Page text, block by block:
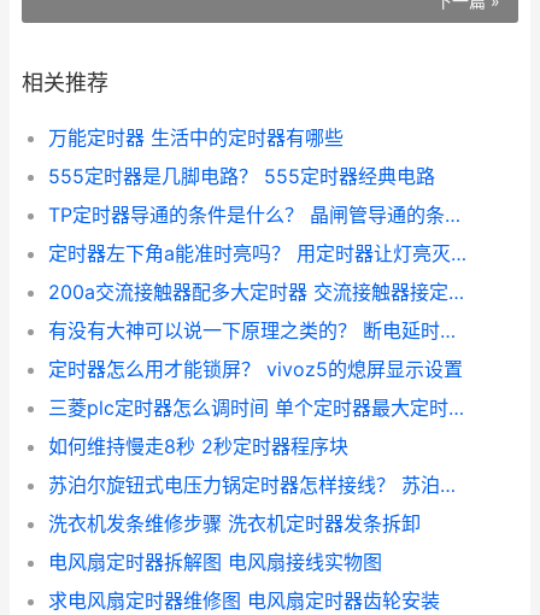
相关推荐
万能定时器 生活中的定时器有哪些
555定时器是几脚电路？ 555定时器经典电路
TP定时器导通的条件是什么？ 晶闸管导通的条件是什么
定时器左下角a能准时亮吗？ 用定时器让灯亮灭10秒
200a交流接触器配多大定时器 交流接触器接定时器
有没有大神可以说一下原理之类的？ 断电延时定时器工作原理
定时器怎么用才能锁屏？ vivoz5的熄屏显示设置
三菱plc定时器怎么调时间 单个定时器最大定时时间
如何维持慢走8秒 2秒定时器程序块
苏泊尔旋钮式电压力锅定时器怎样接线？ 苏泊尔电压力锅定时器
洗衣机发条维修步骤 洗衣机定时器发条拆卸
电风扇定时器拆解图 电风扇接线实物图
求电风扇定时器维修图 电风扇定时器齿轮安装